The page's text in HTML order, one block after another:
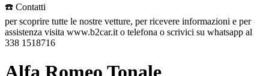
☎️ Contatti
per scoprire tutte le nostre vetture, per ricevere informazioni e per
assistenza visita www.b2car.it o telefona o scrivici su whatsapp al
338 1518716